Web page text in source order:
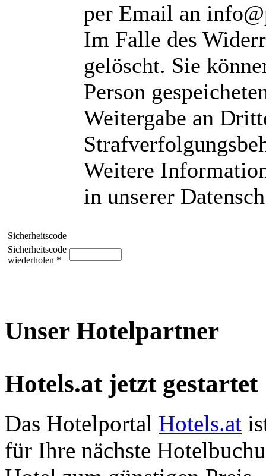
per Email an
Im Falle des
gelöscht. Sie
Person
Weitergabe an
Weitere
in unserer
Sicherheitscode
Sicherheitscode
wiederholen *
Unser Hotelpartner
Hotels.at jetzt gestartet
Das Hotelportal Hotels.at
für Ihre nächste